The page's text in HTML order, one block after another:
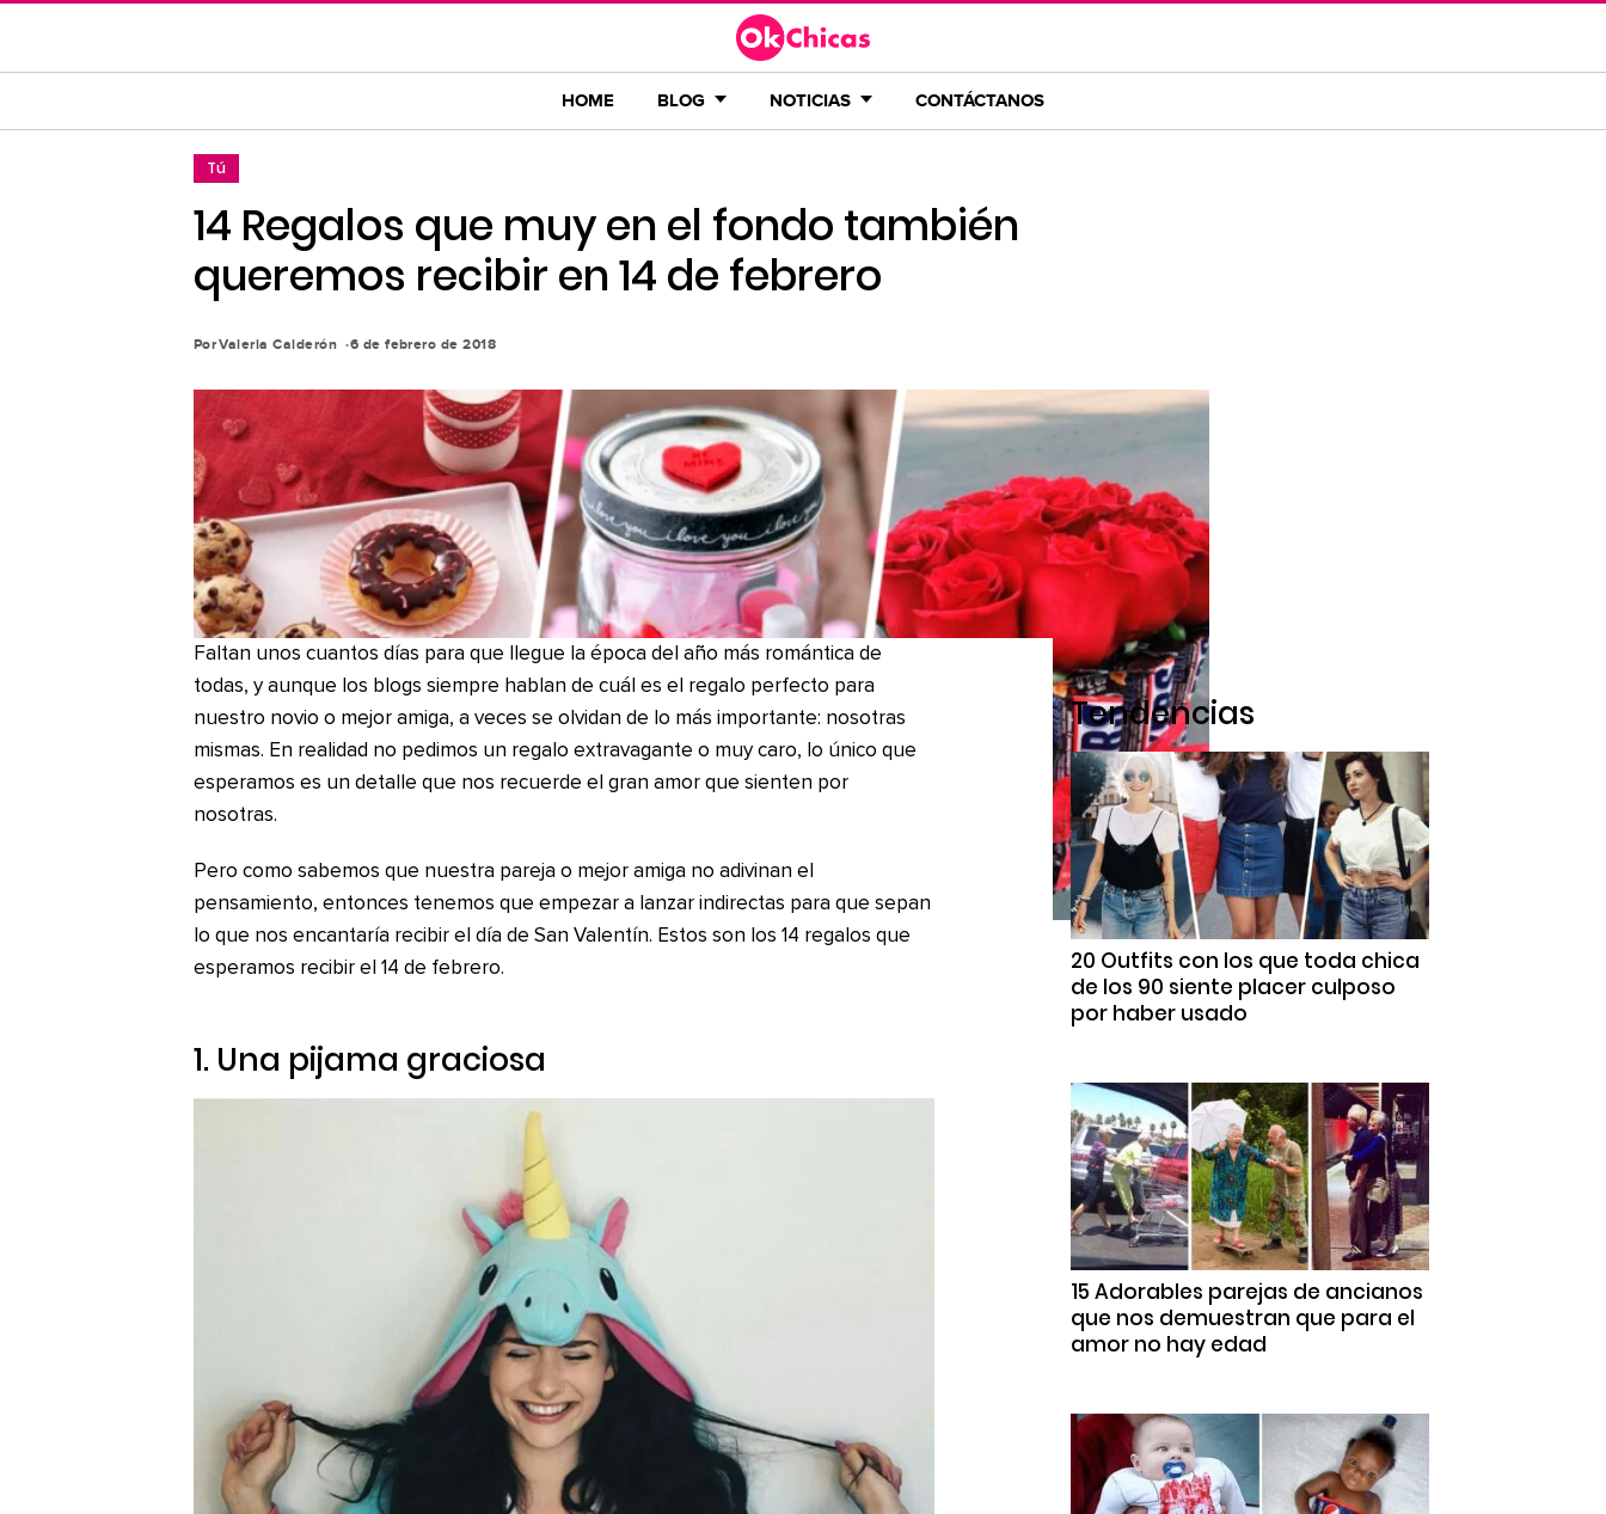
contenido
HOME BLOG NOTICIAS CONTÁCTANOS
Tú
14 Regalos que muy en el fondo también
queremos recibir en 14 de febrero
PorValeria Calderón 6 de febrero de 2018
Faltan unos cuantos días para que llegue la época del año más romántica de
todas, y aunque los blogs siempre hablan de cuál es el regalo perfecto para
nuestro novio o mejor amiga, a veces se olvidan de lo más importante: nosotras
mismas. En realidad no pedimos un regalo extravagante o muy caro, lo único que
esperamos es un detalle que nos recuerde el gran amor que sienten por
nosotras.
Pero como sabemos que nuestra pareja o mejor amiga no adivinan el
pensamiento, entonces tenemos que empezar a lanzar indirectas para que sepan
lo que nos encantaría recibir el día de San Valentín. Estos son los 14 regalos que
esperamos recibir el 14 de febrero.
1. Una pijama graciosa
Tendencias
20 Outfits con los que toda chica
de los 90 siente placer culposo
por haber usado
15 Adorables parejas de ancianos
que nos demuestran que para el
amor no hay edad